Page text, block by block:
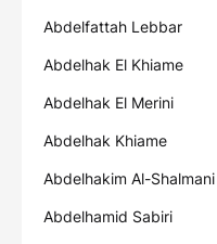
Abdelfattah Lebbar
Abdelhak El Khiame
Abdelhak El Merini
Abdelhak Khiame
Abdelhakim Al-Shalmani
Abdelhamid Sabiri